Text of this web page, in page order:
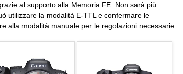
al supporto alla Memoria FE. Non sarà più
utilizzare la modalità E-TTL e confermare le
alla modalità manuale per le regolazioni necessarie.